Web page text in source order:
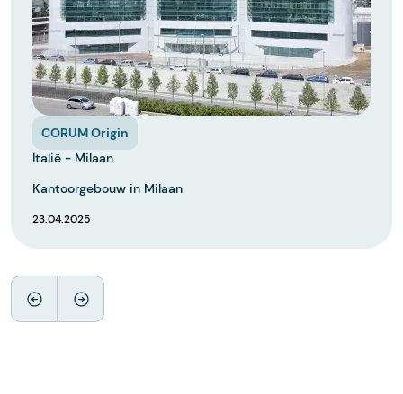
CORUM Origin
Italië - Milaan
Kantoorgebouw in Milaan
23.04.2025